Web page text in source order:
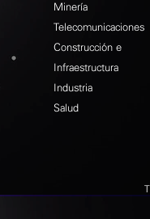
Minería
Telecomunicaciones
Construcción e
Infraestructura
Industria
Salud